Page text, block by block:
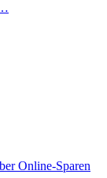
Online-Sparen